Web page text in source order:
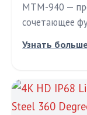
MTM-940 —
сочетающее
Узнать больше